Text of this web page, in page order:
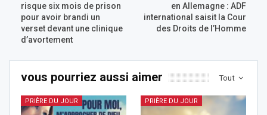
risque six mois de prison
pour avoir brandi un
verset devant une clinique
d’avortement
en Allemagne : ADF
international saisit la Cour
des Droits de l’Homme
Tout
vous pourriez aussi aimer
PRIÈRE DU JOUR PRIÈRE DU JOUR